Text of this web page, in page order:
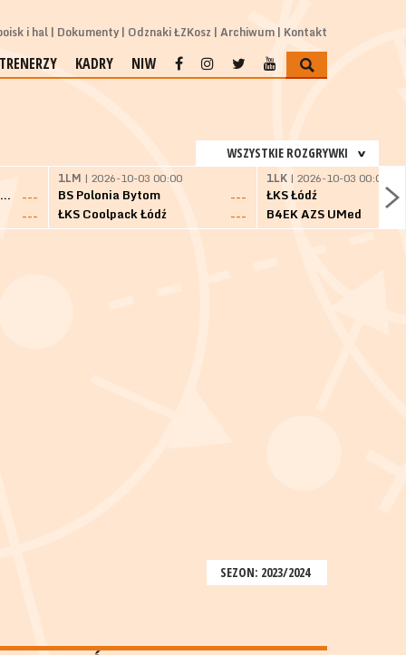
i hal Dokumenty Odznaki ŁZKosz Archiwum Kontakt
TRENERZY KADRY NIW
WSZYSTKIE ROZGRYWKI
SKS Fulimpex Starogard Gdański
---
---
1LM | 2026-10-03 00:00
BS Polonia Bytom
---
ŁKS Coolpack Łódź
---
1LK | 2026-10-03 00:00
ŁKS Łódź
B4EK AZS UMed
SEZON: 2023/2024